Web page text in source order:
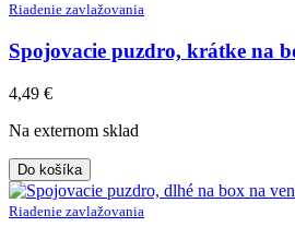
Riadenie zavlažovania
Spojovacie puzdro, krátke na
4,49 €
Na externom sklad
Do košíka
Riadenie zavlažovania